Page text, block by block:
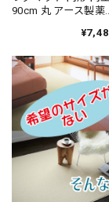
90cm 丸 アース製薬
て生まれた防ダニカ
たナチュラルな色合
いとシンプルなデザ
インが魅力 無地調
何学柄 全3色 防炎ラ
ベル付『アスクエス
ト/QST』